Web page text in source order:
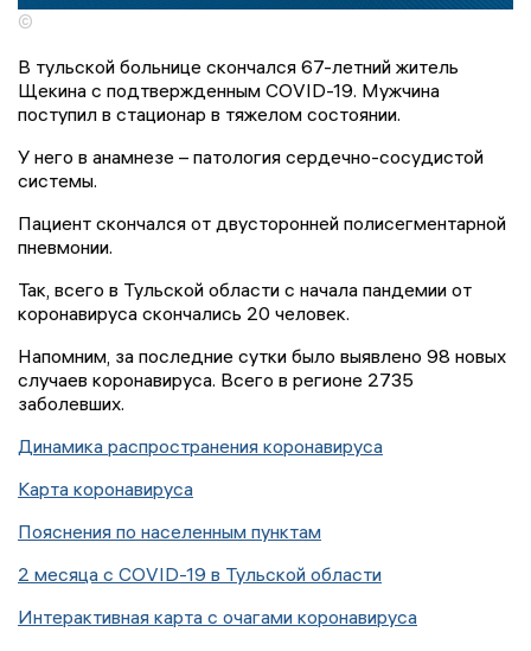
©
В тульской больнице скончался 67-летний житель
Щекина с подтвержденным COVID-19. Мужчина
поступил в стационар в тяжелом состоянии.
У него в анамнезе – патология сердечно-сосудистой
системы.
Пациент скончался от двусторонней полисегментарной
пневмонии.
Так, всего в Тульской области с начала пандемии от
коронавируса скончались 20 человек.
Напомним, за последние сутки было выявлено 98 новых
случаев коронавируса. Всего в регионе 2735
заболевших.
Динамика распространения коронавируса
Карта коронавируса
Пояснения по населенным пунктам
2 месяца с COVID-19 в Тульской области
Интерактивная карта с очагами коронавируса